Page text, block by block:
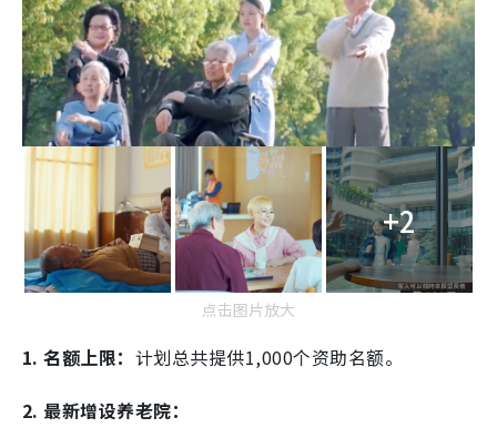
+2
点击图片放大
1. 名额上限： 计划总共提供1,000个资助名额。
2. 最新增设养老院：